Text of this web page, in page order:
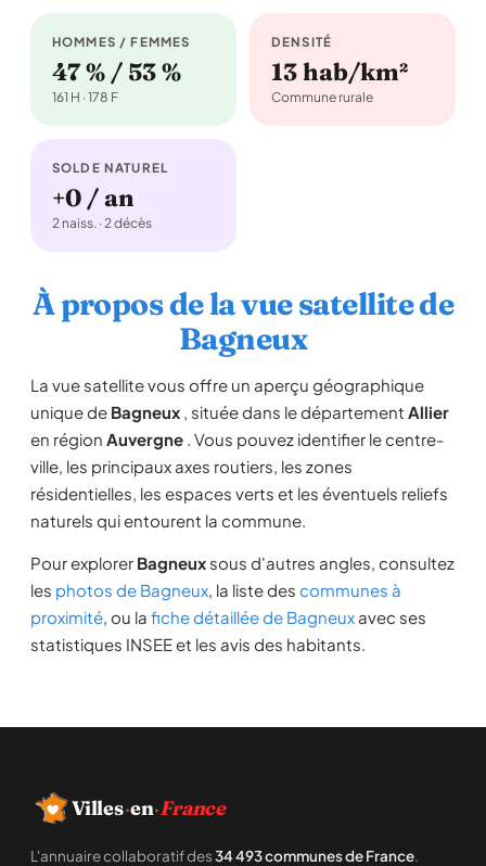
HOMMES / FEMMES
47 % / 53 %
161 H · 178 F
DENSITÉ
13 hab/km²
Commune rurale
SOLDE NATUREL
+0 / an
2 naiss. · 2 décès
À propos de la vue satellite de
Bagneux
La vue satellite vous offre un aperçu géographique
unique de Bagneux , située dans le département Allier
en région Auvergne . Vous pouvez identifier le centre-
ville, les principaux axes routiers, les zones
résidentielles, les espaces verts et les éventuels reliefs
naturels qui entourent la commune.
Pour explorer Bagneux sous d'autres angles, consultez
les photos de Bagneux, la liste des communes à
proximité, ou la fiche détaillée de Bagneux avec ses
statistiques INSEE et les avis des habitants.
Villes·en·France
L'annuaire collaboratif des34 493 communes de France.